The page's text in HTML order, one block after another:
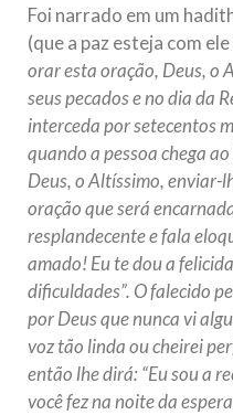
Foi narrado em um
(que a paz esteja com
orar esta oração, Deus, o
seus pecados e no dia da
interceda por setecentos
quando a pessoa chega
Deus, o Altíssimo, enviar-
oração que será
resplandecente e fala
amado! Eu te dou a
dificuldades”. O falecido
por Deus que nunca vi
voz tão linda ou cheirei
então lhe dirá: “Eu sou a
você fez na noite da